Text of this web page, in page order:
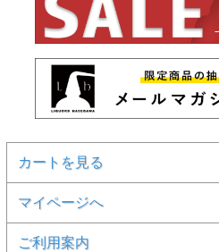
カートを見る
マイページへ
ご利用案内